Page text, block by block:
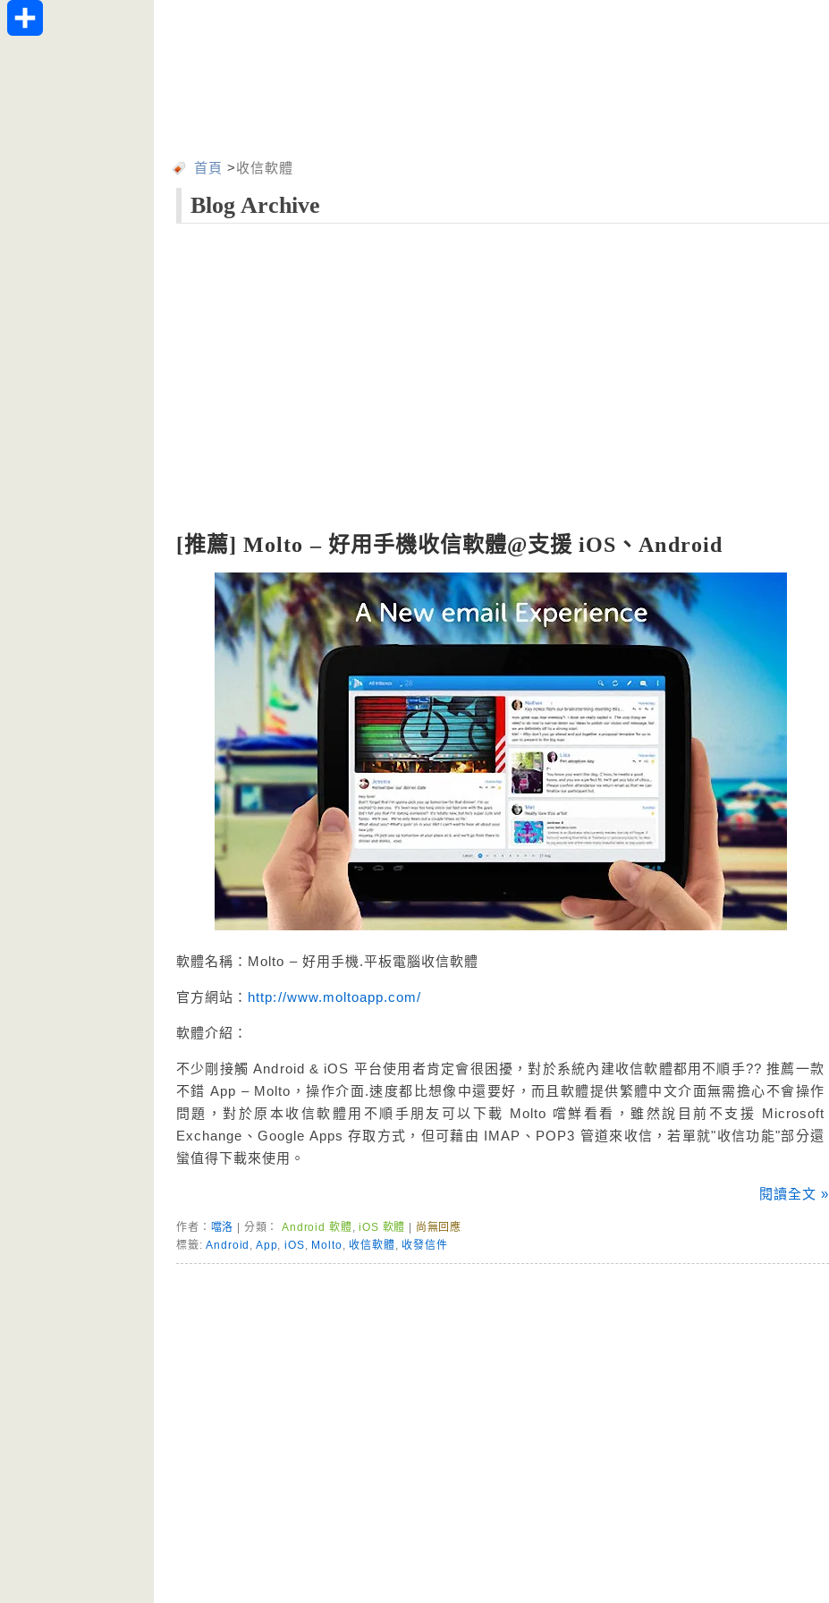
首頁 >收信軟體
Blog Archive
[推薦] Molto – 好用手機收信軟體@支援 iOS、Android
軟體名稱：Molto – 好用手機.平板電腦收信軟體
官方網站： http://www.moltoapp.com/
軟體介紹：
不少剛接觸 Android & iOS 平台使用者肯定會很困擾，對於系統內建收信軟體都用不順手?? 推薦一款
不錯 App – Molto，操作介面.速度都比想像中還要好，而且軟體提供繁體中文介面無需擔心不會操作
問題，對於原本收信軟體用不順手朋友可以下載 Molto 嚐鮮看看，雖然說目前不支援 Microsoft
Exchange、Google Apps 存取方式，但可藉由 IMAP、POP3 管道來收信，若單就"收信功能"部分還
蠻值得下載來使用。
閱讀全文 »
作者： 噹洛 | 分類：Android 軟體,iOS 軟體
尚無回應
標籤:Android , App,iOS, Molto, 收信軟體, 收發信件
Telegram